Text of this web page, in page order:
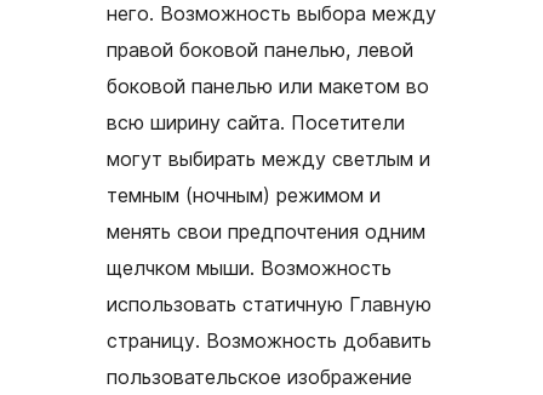
него. Возможность выбора между
правой боковой панелью, левой
боковой панелью или макетом во
всю ширину сайта. Посетители
могут выбирать между светлым и
темным (ночным) режимом и
менять свои предпочтения одним
щелчком мыши. Возможность
использовать статичную Главную
страницу. Возможность добавить
пользовательское изображение